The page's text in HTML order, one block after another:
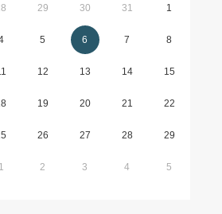
29 30 31 1
5 6 7 8
12 13 14 15
19 20 21 22
26 27 28 29
1 2 3 4 5